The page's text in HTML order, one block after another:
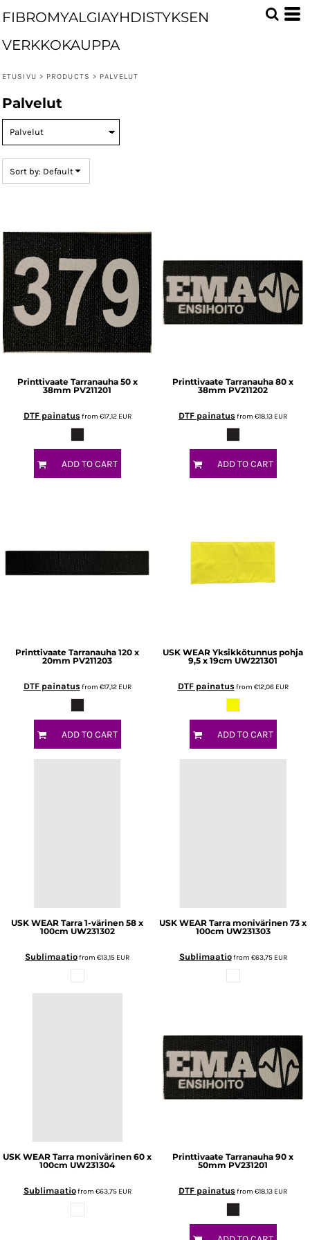
FIBROMYALGIAYHDISTYKSEN
VERKKOKAUPPA
ETUSIVU > PRODUCTS > PALVELUT
Palvelut
Sort by: Default
Printtivaate Tarranauha 50 x
38mm PV211201
DTF painatusfrom €17,12 EUR
ADD TO CART
Printtivaate Tarranauha 80 x
38mm PV211202
DTF painatusfrom €18,13 EUR
ADD TO CART
Printtivaate Tarranauha 120 x
20mm PV211203
DTF painatusfrom €17,12 EUR
ADD TO CART
USK WEAR Yksikkötunnus pohja
9,5 x 19cm UW221301
DTF painatusfrom €12,06 EUR
ADD TO CART
USK WEAR Tarra 1-värinen 58 x
100cm UW231302
Sublimaatiofrom €13,15 EUR
USK WEAR Tarra monivärinen 73 x
100cm UW231303
Sublimaatiofrom €63,75 EUR
USK WEAR Tarra monivärinen 60 x
100cm UW231304
Sublimaatiofrom €63,75 EUR
Printtivaate Tarranauha 90 x
50mm PV231201
DTF painatusfrom €18,13 EUR
Default
Date Added